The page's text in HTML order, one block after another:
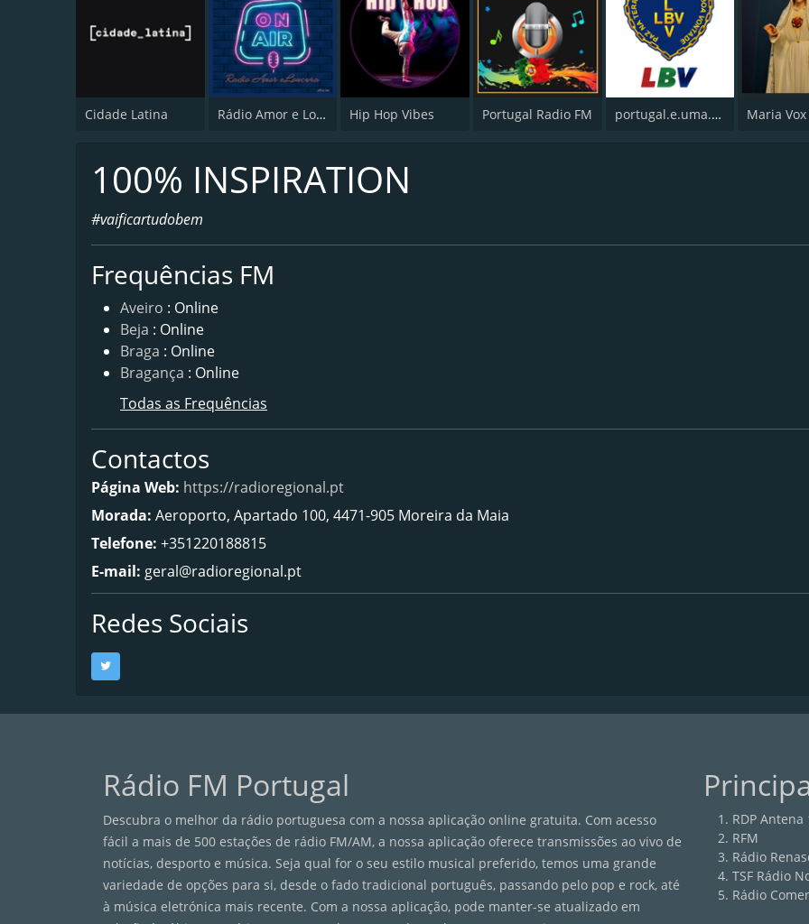
Cidade Latina Rádio Amor e Loucura Hip Hop Vibes Portugal Radio FM portugal.e.uma.paixão
100% INSPIRATION
#vaificartudobem
Frequências FM
Aveiro : Online
Beja : Online
Braga : Online
Bragança : Online
Todas as Frequências
Contactos
Página Web: https://radioregional.pt
Morada: Aeroporto, Apartado 100, 4471-905 Moreira da Maia
Telefone: +351220188815
E-mail: geral@radioregional.pt
Redes Sociais
Rádio FM Portugal
Descubra o melhor da rádio portuguesa com a nossa aplicação online gratuita. Com acesso
fácil a mais de 500 estações de rádio FM/AM, a nossa aplicação oferece transmissões ao vivo de
notícias, desporto e música. Seja qual for o seu estilo musical preferido, temos uma grande
variedade de opções para si, desde o fado tradicional português, passando pelo pop e rock, até
à música eletrónica mais recente. Com a nossa aplicação, pode manter-se atualizado em
RDP Antena
RFM
Rádio
TSF Rádio
Rádio